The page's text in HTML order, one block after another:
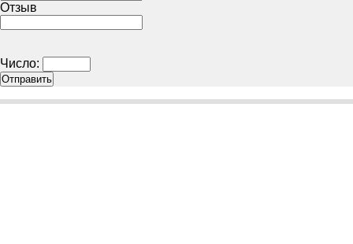
Отзыв
Число: